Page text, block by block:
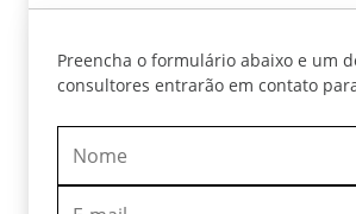
Preencha o formulário abaixo e um
consultores entrarão em contato